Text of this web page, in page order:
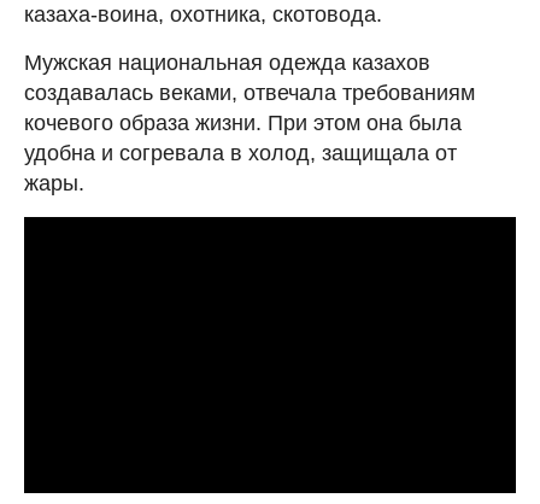
казаха-воина, охотника, скотовода.
Мужская национальная одежда казахов
создавалась веками, отвечала требованиям
кочевого образа жизни. При этом она была
удобна и согревала в холод, защищала от
жары.